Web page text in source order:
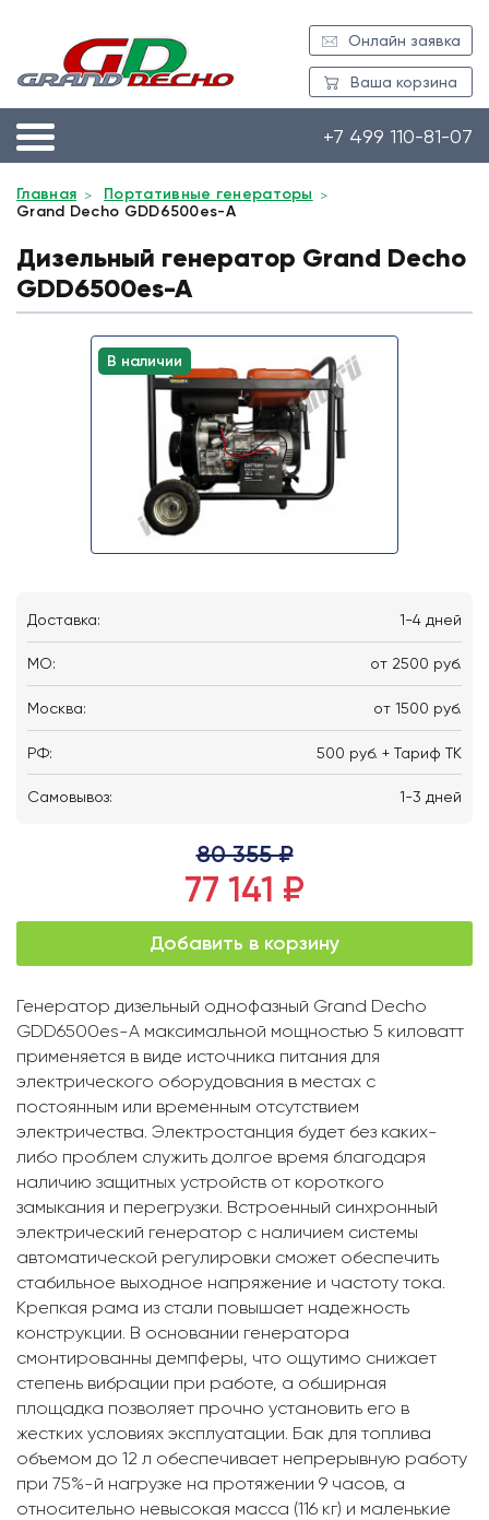
Онлайн заявка
Ваша корзина
+7 499 110-81-07
Главная
Портативные генераторы
Grand Decho GDD6500es-A
Дизельный генератор Grand Decho
GDD6500es-A
В наличии
Доставка: 1-4 дней
MO: от 2500 руб.
Москва: от 1500 руб.
РФ: 500 руб. + Тариф ТК
Самовывоз: 1-3 дней
80 355 ₽
77 141 ₽
Добавить в корзину
Генератор дизельный однофазный Grand Decho
GDD6500es-A максимальной мощностью 5 киловатт
применяется в виде источника питания для
электрического оборудования в местах с
постоянным или временным отсутствием
электричества. Электростанция будет без каких-
либо проблем служить долгое время благодаря
наличию защитных устройств от короткого
замыкания и перегрузки. Встроенный синхронный
электрический генератор с наличием системы
автоматической регулировки сможет обеспечить
стабильное выходное напряжение и частоту тока.
Крепкая рама из стали повышает надежность
конструкции. В основании генератора
смонтированны демпферы, что ощутимо снижает
степень вибрации при работе, а обширная
площадка позволяет прочно установить его в
жестких условиях эксплуатации. Бак для топлива
объемом до 12 л обеспечивает непрерывную работу
при 75%-й нагрузке на протяжении 9 часов, а
относительно невысокая масса (116 кг) и маленькие